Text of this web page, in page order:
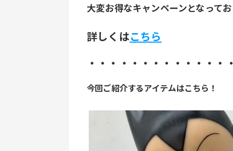
大変お得なキャンペーンとなってお
詳しくはこちら
・・・・・・・・・・・・・
今回ご紹介するアイテムはこちら！